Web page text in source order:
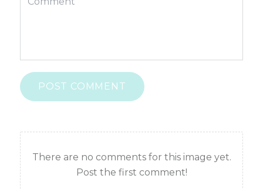
POST COMMENT
There are no comments for this image yet.
Post the first comment!